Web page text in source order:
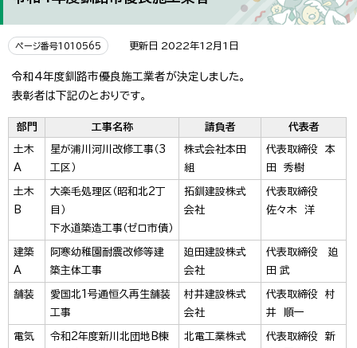
ページ番号1010565 更新日 2022年12月1日
令和4年度釧路市優良施工業者が決定しました。
表彰者は下記のとおりです。
部門 工事名称 請負者 代表者
土木
A
星が浦川河川改修工事（3
工区）
株式会社本田
組
代表取締役 本
田 秀樹
土木
B
大楽毛処理区（昭和北2丁
目）
下水道築造工事（ゼロ市債）
拓釧建設株式
会社
代表取締役
佐々木 洋
建築
A
阿寒幼稚園耐震改修等建
築主体工事
廹田建設株式
会社
代表取締役 廹
田 武
舗装
愛国北1号通恒久再生舗装
工事
村井建設株式
会社
代表取締役 村
井 順一
電気
令和2年度新川北団地B棟
北電工業株式
代表取締役 新